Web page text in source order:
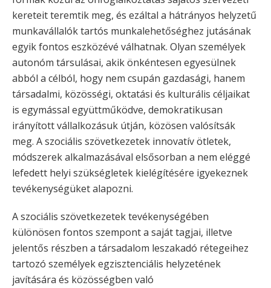
kereteit teremtik meg, és ezáltal a hátrányos helyzetű
munkavállalók tartós munkalehetőséghez jutásának
egyik fontos eszközévé válhatnak. Olyan személyek
autonóm társulásai, akik önkéntesen egyesülnek
abból a célból, hogy nem csupán gazdasági, hanem
társadalmi, közösségi, oktatási és kulturális céljaikat
is egymással együttműködve, demokratikusan
irányított vállalkozásuk útján, közösen valósítsák
meg. A szociális szövetkezetek innovatív ötletek,
módszerek alkalmazásával elsősorban a nem eléggé
lefedett helyi szükségletek kielégítésére igyekeznek
tevékenységüket alapozni.
A szociális szövetkezetek tevékenységében
különösen fontos szempont a saját tagjai, illetve
jelentős részben a társadalom leszakadó rétegeihez
tartozó személyek egzisztenciális helyzetének
javítására és közösségben való